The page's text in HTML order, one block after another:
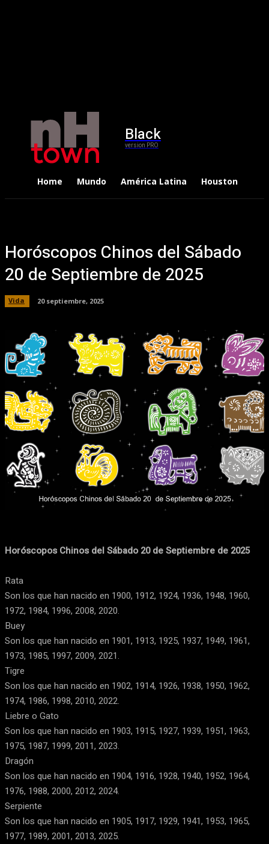
Black
version PRO
Home Mundo América Latina Houston
Horóscopos Chinos del Sábado
20 de Septiembre de 2025
Vida 20 septiembre, 2025
Facebook Pinterest WhatsApp
Horóscopos Chinos del Sábado 20 de Septiembre de 2025
Rata
Son los que han nacido en 1900, 1912, 1924, 1936, 1948, 1960,
1972, 1984, 1996, 2008, 2020.
Buey
Son los que han nacido en 1901, 1913, 1925, 1937, 1949, 1961,
1973, 1985, 1997, 2009, 2021.
Tigre
Son los que han nacido en 1902, 1914, 1926, 1938, 1950, 1962,
1974, 1986, 1998, 2010, 2022.
Liebre o Gato
Son los que han nacido en 1903, 1915, 1927, 1939, 1951, 1963,
1975, 1987, 1999, 2011, 2023.
Dragón
Son los que han nacido en 1904, 1916, 1928, 1940, 1952, 1964,
1976, 1988, 2000, 2012, 2024.
Serpiente
Son los que han nacido en 1905, 1917, 1929, 1941, 1953, 1965,
1977, 1989, 2001, 2013, 2025.